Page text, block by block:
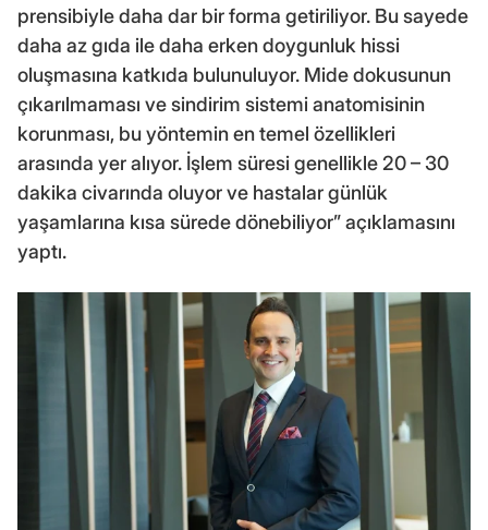
prensibiyle daha dar bir forma getiriliyor. Bu sayede
daha az gıda ile daha erken doygunluk hissi
oluşmasına katkıda bulunuluyor. Mide dokusunun
çıkarılmaması ve sindirim sistemi anatomisinin
korunması, bu yöntemin en temel özellikleri
arasında yer alıyor. İşlem süresi genellikle 20 – 30
dakika civarında oluyor ve hastalar günlük
yaşamlarına kısa sürede dönebiliyor” açıklamasını
yaptı.